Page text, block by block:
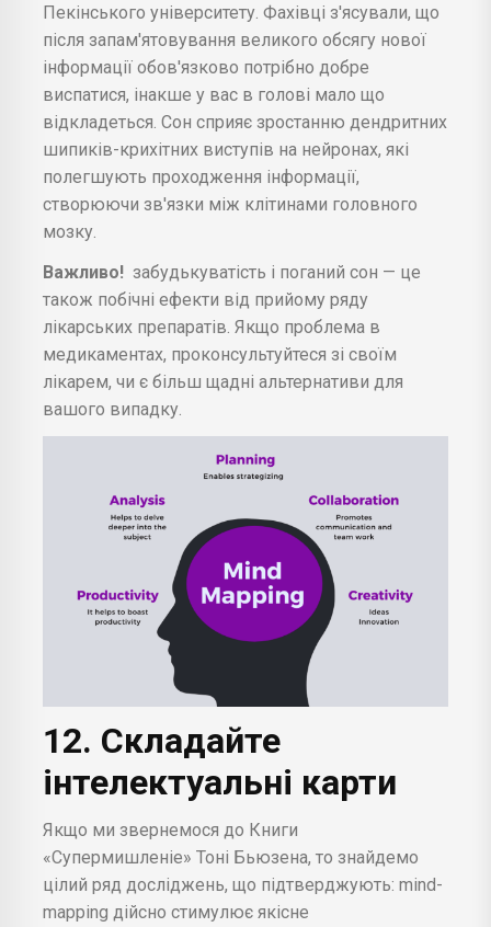
Пекінського університету. Фахівці з'ясували, що
після запам'ятовування великого обсягу нової
інформації обов'язково потрібно добре
виспатися, інакше у вас в голові мало що
відкладеться. Сон сприяє зростанню дендритних
шипиків-крихітних виступів на нейронах, які
полегшують проходження інформації,
створюючи зв'язки між клітинами головного
мозку.
Важливо! забудькуватість і поганий сон — це
також побічні ефекти від прийому ряду
лікарських препаратів. Якщо проблема в
медикаментах, проконсультуйтеся зі своїм
лікарем, чи є більш щадні альтернативи для
вашого випадку.
12. Складайте
інтелектуальні карти
Якщо ми звернемося до Книги
«Супермишленіе» Тоні Бьюзена, то знайдемо
цілий ряд досліджень, що підтверджують: mind-
mapping дійсно стимулює якісне